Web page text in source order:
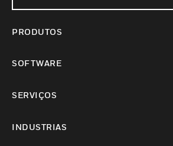
PRODUTOS
SOFTWARE
SERVIÇOS
INDUSTRIAS